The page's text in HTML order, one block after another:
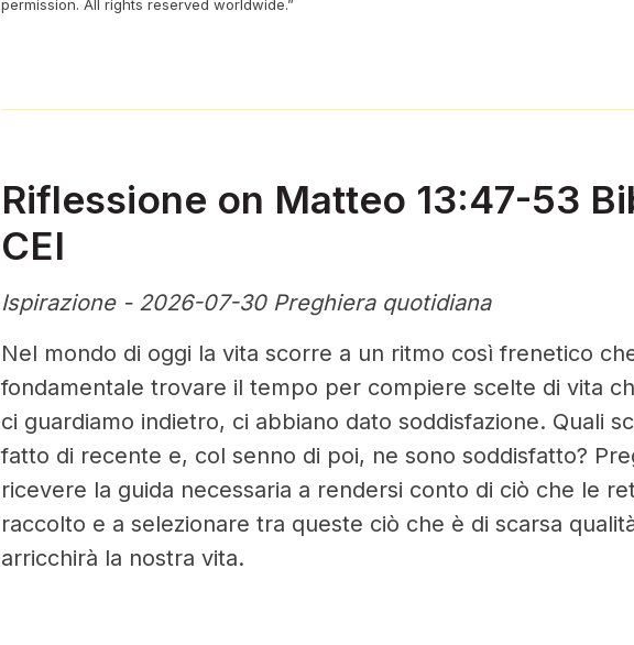
permission. All rights reserved worldwide.”
Riflessione on Matteo 13:47-53
CEI
Ispirazione - 2026-07-30 Preghiera quotidiana
Nel mondo di oggi la vita scorre a un ritmo così frenetico
fondamentale trovare il tempo per compiere scelte di vita
ci guardiamo indietro, ci abbiano dato soddisfazione. Quali
fatto di recente e, col senno di poi, ne sono soddisfatto?
ricevere la guida necessaria a rendersi conto di ciò che le
raccolto e a selezionare tra queste ciò che è di scarsa
arricchirà la nostra vita.